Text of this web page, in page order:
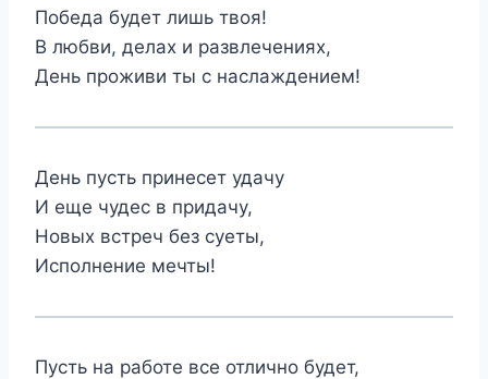
Победа будет лишь твоя!
В любви, делах и развлечениях,
День проживи ты с наслаждением!
День пусть принесет удачу
И еще чудес в придачу,
Новых встреч без суеты,
Исполнение мечты!
Пусть на работе все отлично будет,